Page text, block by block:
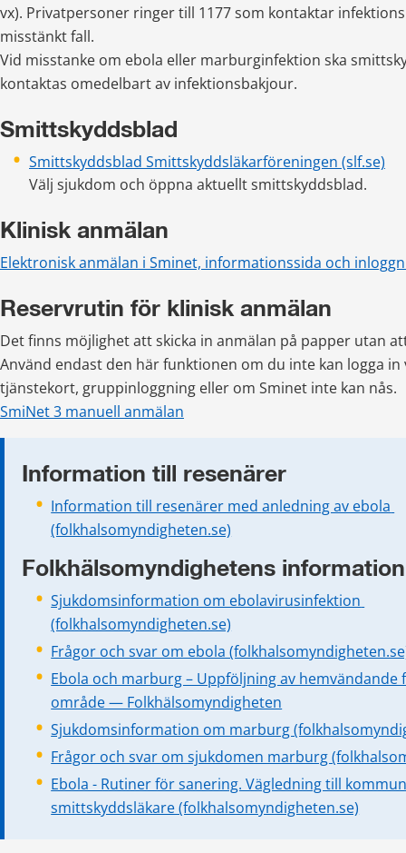
vx). Privatpersoner ringer till 1177 som kontaktar
misstänkt fall.
Vid misstanke om ebola eller marburginfektion ska
kontaktas omedelbart av infektionsbakjour.
Smittskyddsblad
Smittskyddsblad Smittskyddsläkarföreningen (slf.se)
Välj sjukdom och öppna aktuellt smittskyddsblad.
Klinisk anmälan
Elektronisk anmälan i Sminet, informationssida och
Reservrutin för klinisk anmälan
Det finns möjlighet att skicka in anmälan på papper utan
Använd endast den här funktionen om du inte kan logga in
tjänste­kort, gruppinloggning eller om Sminet inte kan nås.
SmiNet 3 manuell anmälan
Information till resenärer
Information till resenärer med anledning av ebola
(folkhalsomyndigheten.se)
Folkhälsomyndighetens information
Sjukdomsinformation om ebolavirusinfektion
(folkhalsomyndigheten.se)
Frågor och svar om ebola
Ebola och marburg – Uppföljning av hemvändande
område — Folkhälsomyndigheten
Sjukdomsinformation om marburg
Frågor och svar om sjukdomen marburg
Ebola - Rutiner för sanering. Vägledning till
smittskyddsläkare (folkhalsomyndigheten.se)